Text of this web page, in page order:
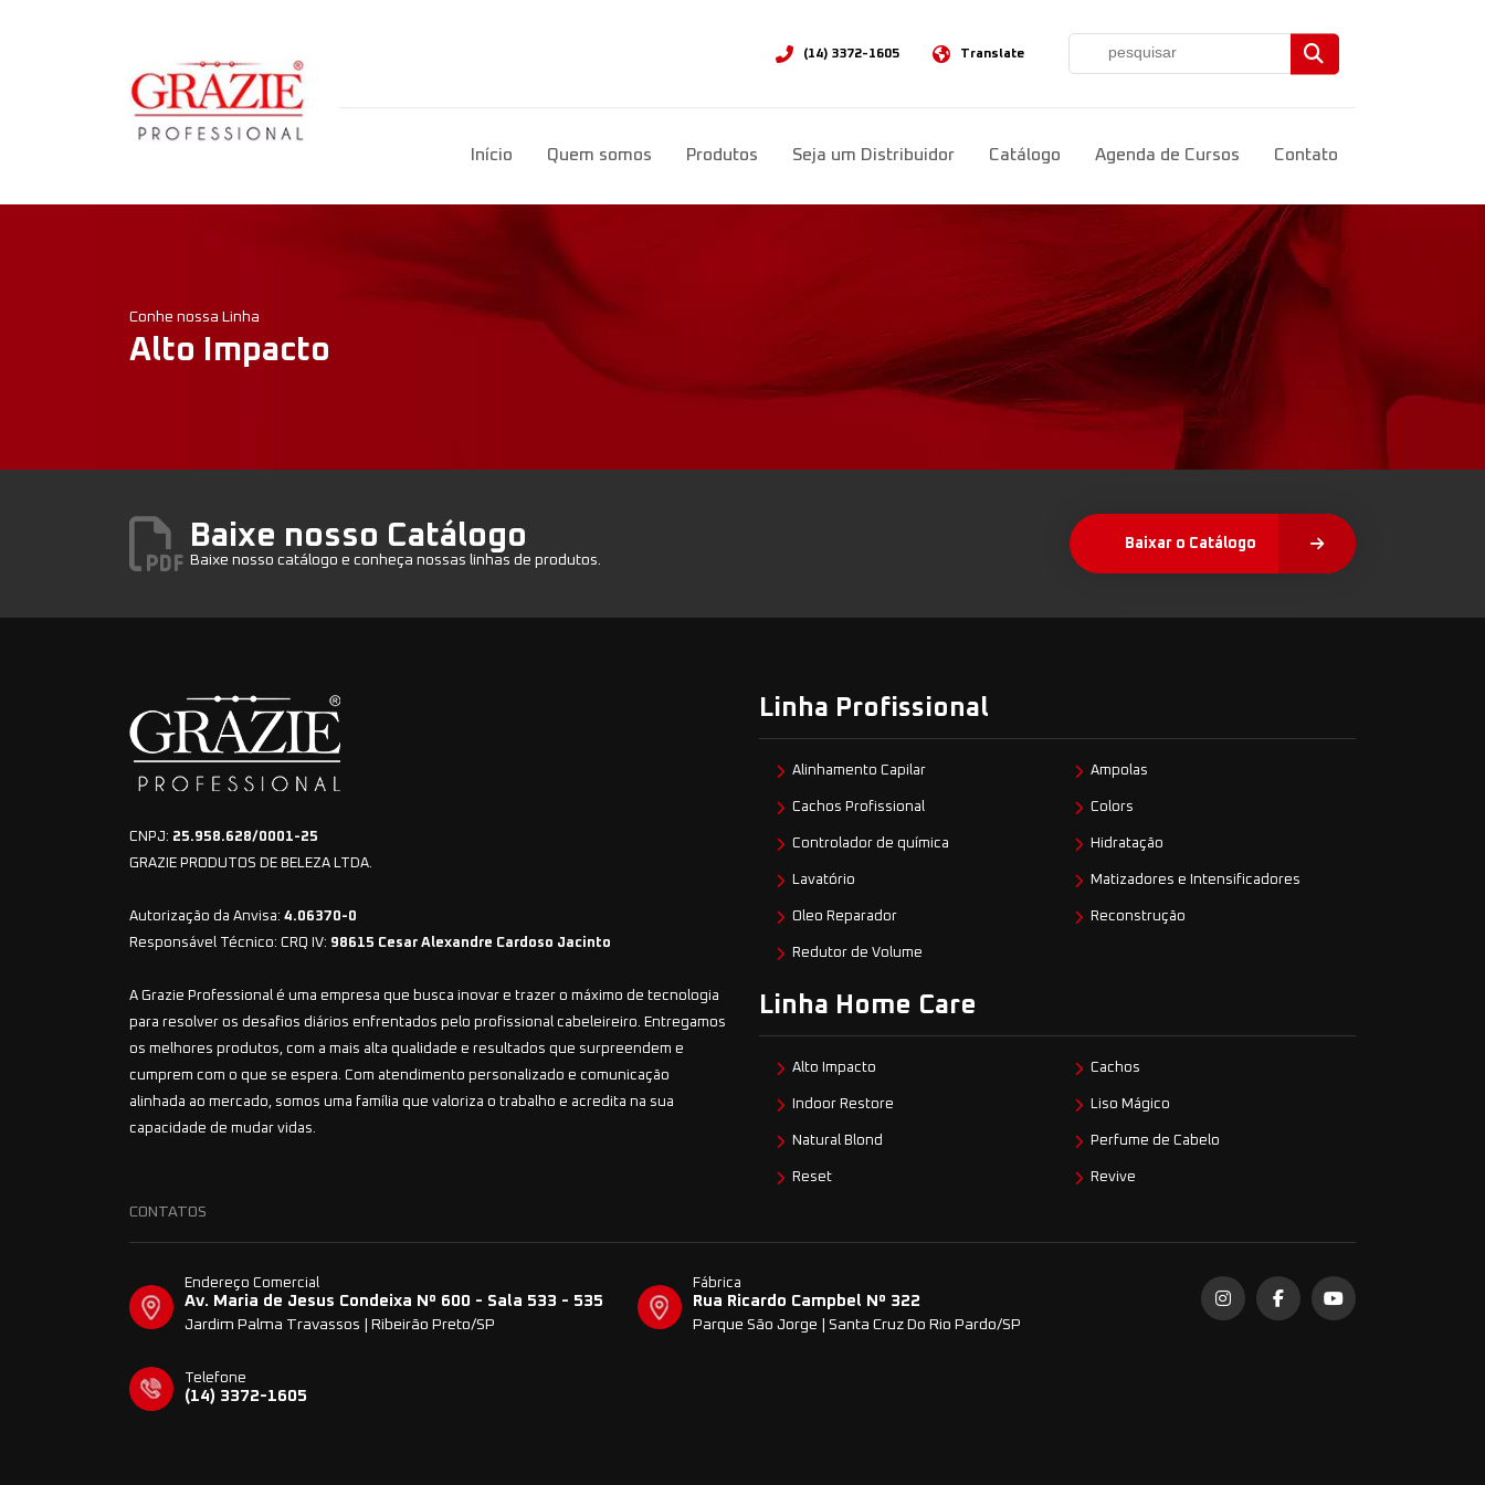
(14) 3372-1605 Translate
Select Language
Início Quem somos Produtos Seja um Distribuidor Catálogo Agenda de Cursos Contato
Conhe nossa Linha
Alto Impacto
Baixe nosso Catálogo
Baixe nosso catálogo e conheça nossas linhas de produtos.
Baixar o Catálogo
CNPJ: 25.958.628/0001-25
GRAZIE PRODUTOS DE BELEZA LTDA.
Autorização da Anvisa: 4.06370-0
Responsável Técnico: CRQ IV: 98615 Cesar Alexandre Cardoso Jacinto
A Grazie Professional é uma empresa que busca inovar e trazer o máximo de tecnologia
para resolver os desafios diários enfrentados pelo profissional cabeleireiro. Entregamos
os melhores produtos, com a mais alta qualidade e resultados que surpreendem e
cumprem com o que se espera. Com atendimento personalizado e comunicação
alinhada ao mercado, somos uma família que valoriza o trabalho e acredita na sua
capacidade de mudar vidas.
Linha Profissional
Alinhamento Capilar Ampolas
Cachos Profissional Colors
Controlador de química Hidratação
Lavatório Matizadores e Intensificadores
Oleo Reparador Reconstrução
Redutor de Volume
Linha Home Care
Alto Impacto Cachos
Indoor Restore Liso Mágico
Natural Blond Perfume de Cabelo
Reset Revive
CONTATOS
Endereço Comercial
Av. Maria de Jesus Condeixa Nº 600 - Sala 533 - 535
Jardim Palma Travassos | Ribeirão Preto/SP
Fábrica
Rua Ricardo Campbel Nº 322
Parque São Jorge | Santa Cruz Do Rio Pardo/SP
Telefone
(14) 3372-1605